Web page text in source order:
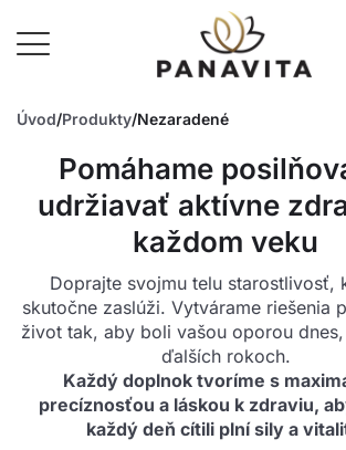
Úvod/Produkty/Nezaradené
Pomáhame
udržiavať aktívne
každom veku
​Doprajte svojmu telu starostlivosť,
skutočne zaslúži. Vytvárame riešenia
život tak, aby boli vašou oporou
ďalších rokoch.
​Každý doplnok tvoríme s
precíznosťou a láskou k zdraviu,
každý deň cítili plní sily a